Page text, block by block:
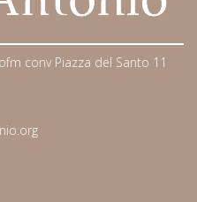
conv Piazza del Santo 11